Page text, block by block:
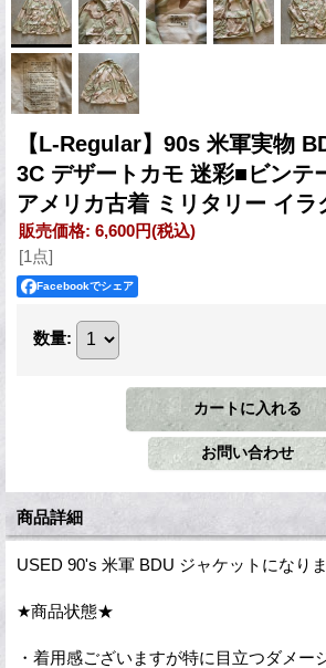
【L-Regular】90s 米軍実物
3C デザートカモ 迷彩■ビンテ
アメリカ古着 ミリタリー イラ
販売価格: 6,600円(税込)
[1点]
Facebookでシェア
数量:
商品詳細
USED 90's 米軍 BDU ジャケットになりま
★商品状態★
・着用感ございますが特に目立つダメー